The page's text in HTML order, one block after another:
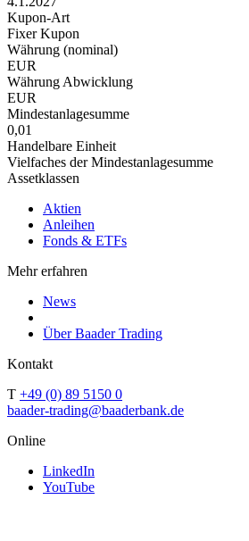
Kupon-Art
Fixer Kupon
Währung (nominal)
EUR
Währung Abwicklung
EUR
Mindestanlagesumme
0,01
Handelbare Einheit
Vielfaches der Mindestanlagesumme
Assetklassen
Aktien
Anleihen
Fonds & ETFs
Mehr erfahren
News
Über Baader Trading
Kontakt
T +49 (0) 89 5150 0
baader-trading@baaderbank.de
Online
LinkedIn
YouTube